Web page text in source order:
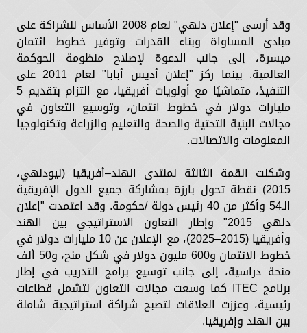
وقد أرسى "إعلان دلهي" لعام 2008 الأساس للشراكة على
مبادئ المساواة وبناء القدرات وتوفير خطوط ائتمان
ميسرة، إلى جانب الدعوة لإصلاح منظومة الحوكمة
العالمية. بينما ركز "إعلان أديس أبابا" لعام 2011 على
التنفيذ، متماشيًا مع أولويات أفريقيا، مع التزام بتقديم 5
مليارات دولار في خطوط ائتمان، وتوسيع التعاون في
مجالات البنية التحتية والصحة والتعليم والزراعة وتكنولوجيا
المعلومات والاتصالات.
وشكلت القمة الثالثة لمنتدى الهند–أفريقيا (نيودلهي،
2015) نقطة تحول بارزة بمشاركة جميع الدول الإفريقية
الـ54 وأكثر من 40 رئيس دولة /حكومة. وقد اعتمدت "إعلان
دلهي 2015" وإطار التعاون الاستراتيجي بين الهند
وأفريقيا (2015–2025)، مع الإعلان عن 10 مليارات دولار في
خطوط الائتمان و600 مليون دولار في شكل منح، و50 ألف
منحة دراسية، إلى جانب توسيع برامج التدريب في إطار
برنامج ITEC كما وسعت مجالات التعاون لتشمل قطاعات
رئيسية، وعززت العلاقات لتصبح شراكة استراتيجية شاملة
بين الهند وإفريقيا.